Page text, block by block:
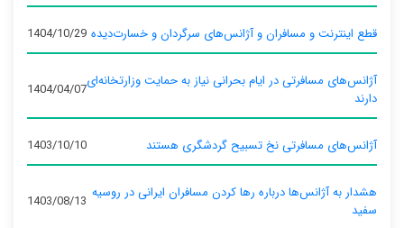
قطع اینترنت و مسافران و آژانس‌های سرگردان و خسارت‌دیده 1404/10/29
آژانس‌های مسافرتی در ایام بحرانی نیاز به حمایت وزارتخانه‌ای
دارند
1404/04/07
آژانس‌های مسافرتی نخ تسبیح گردشگری هستند 1403/10/10
هشدار به آژانس‌ها درباره رها کردن مسافران ایرانی در روسیه
سفید
1403/08/13